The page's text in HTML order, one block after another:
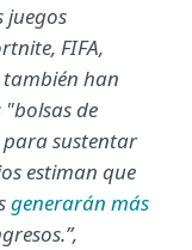
juegos
FIFA,
también han
"bolsas de
sustentar
estiman que
generarán más